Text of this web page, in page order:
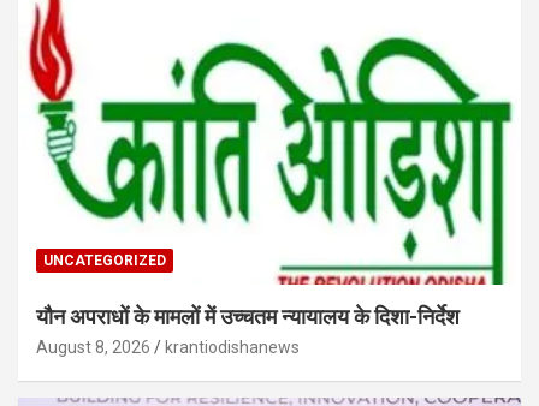
UNCATEGORIZED
यौन अपराधों के मामलों में उच्चतम न्यायालय के दिशा-निर्देश
August 8, 2026 krantiodishanews